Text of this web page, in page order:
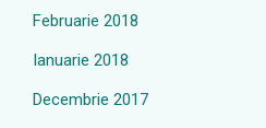
Februarie 2018
Ianuarie 2018
Decembrie 2017